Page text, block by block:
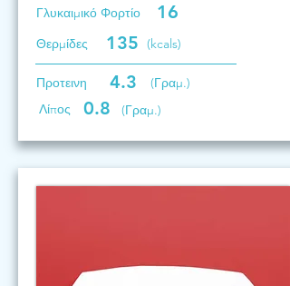
Γλυκαιμικό Φορτίο 16
Θερμίδες 135 (kcals)
Προτεινη 4.3
(Γραμ.)
Λίπος
0.8 (Γραμ.)